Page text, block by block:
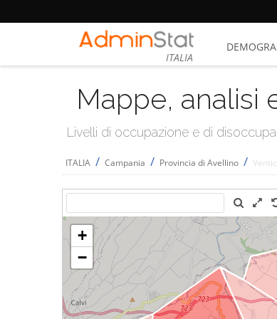
ITALIA
Mappe, analisi
Livelli di occupazione e di
ITALIA / Campania / Provincia di Avellino /